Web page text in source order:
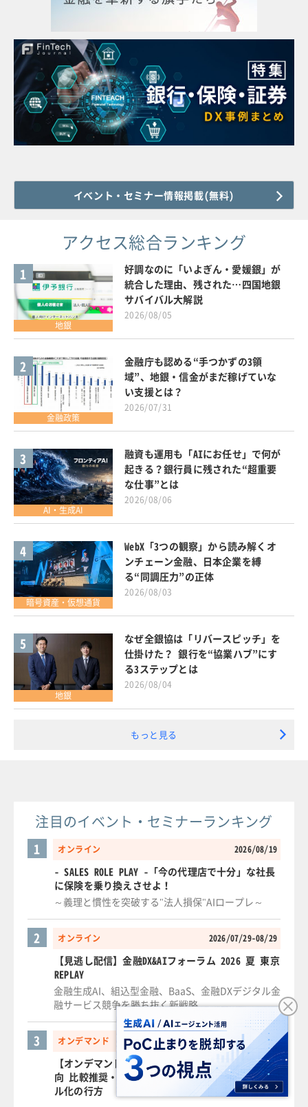
イベント・セミナー情報掲載(無料)
アクセス総合ランキング
1
地銀
好調なのに「いよぎん・愛媛銀」が
統合した理由、残された…四国地銀
サバイバル大解説
2026/08/05
2
金融政策
金融庁も認める“手つかずの3領
域”、地銀・信金がまだ稼げていな
い支援とは？
2026/07/31
3
AI・生成AI
融資も運用も「AIにお任せ」で何が
起きる？銀行員に残された“超重要
な仕事”とは
2026/08/06
4
暗号資産・仮想通貨
WebX「3つの観察」から読み解くオ
ンチェーン金融、日本企業を縛
る“同調圧力”の正体
2026/08/03
5
地銀
なぜ全銀協は「リバースピッチ」を
仕掛けた？ 銀行を“協業ハブ”にす
る3ステップとは
2026/08/04
もっと見る
注目のイベント・セミナーランキング
オンライン 2026/08/19
1
- SALES ROLE PLAY -「今の代理店で十分」な社長
に保険を乗り換えさせよ！
～義理と慣性を突破する"法人損保"AIロープレ～
オンライン 2026/07/29-08/29
2
【見逃し配信】金融DX&AIフォーラム 2026 夏 東京
REPLAY
金融生成AI、組込型金融、BaaS、金融DXデジタル金
融サービス競争を勝ち抜く新戦略
オンデマンド 2025/12/16-09/25
3
【オンデマンド】保険業法改正と金融行政の最新動
向 比較推奨・便宜供与・顧客本位の運営とデジタ
ル化の行方